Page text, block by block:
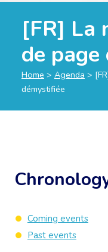
[FR] La
de
Home > Agenda >
démystifiée
Coming events
Past events